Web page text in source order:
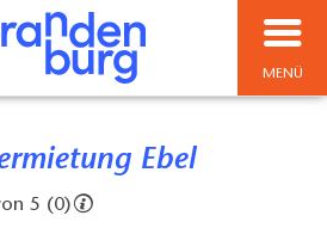
MENÜ
Ebel
5 (0)